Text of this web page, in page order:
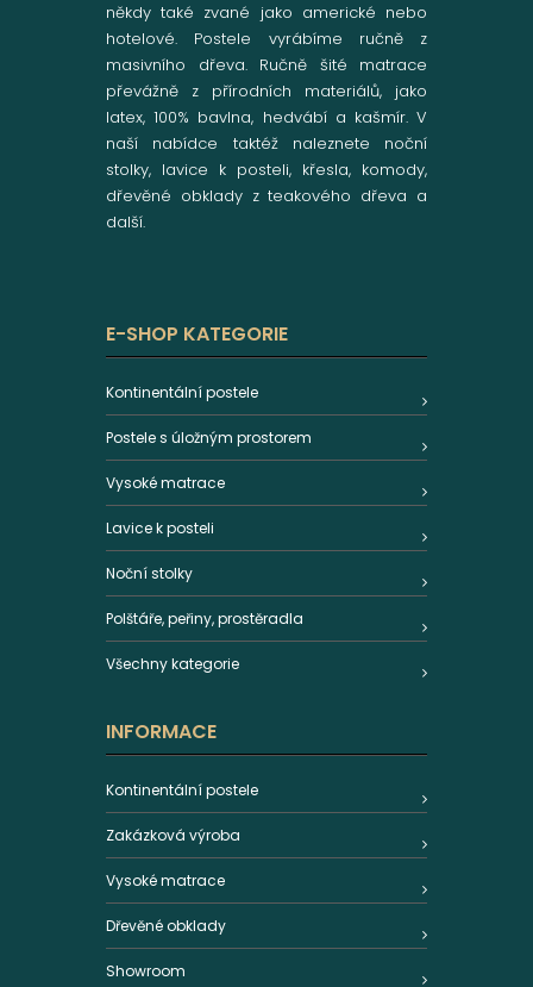
někdy také zvané jako americké nebo
hotelové. Postele vyrábíme ručně z
masivního dřeva. Ručně šité matrace
převážně z přírodních materiálů, jako
latex, 100% bavlna, hedvábí a kašmír. V
naší nabídce taktéž naleznete noční
stolky, lavice k posteli, křesla, komody,
dřevěné obklady z teakového dřeva a
další.
E-SHOP KATEGORIE
Kontinentální postele
Postele s úložným prostorem
Vysoké matrace
Lavice k posteli
Noční stolky
Polštáře, peřiny, prostěradla
Všechny kategorie
INFORMACE
Kontinentální postele
Zakázková výroba
Vysoké matrace
Dřevěné obklady
Showroom